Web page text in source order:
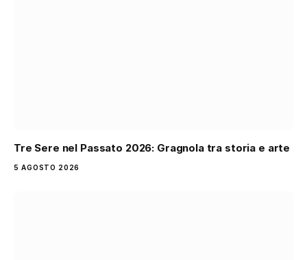
Tre Sere nel Passato 2026: Gragnola tra storia e arte
5 AGOSTO 2026